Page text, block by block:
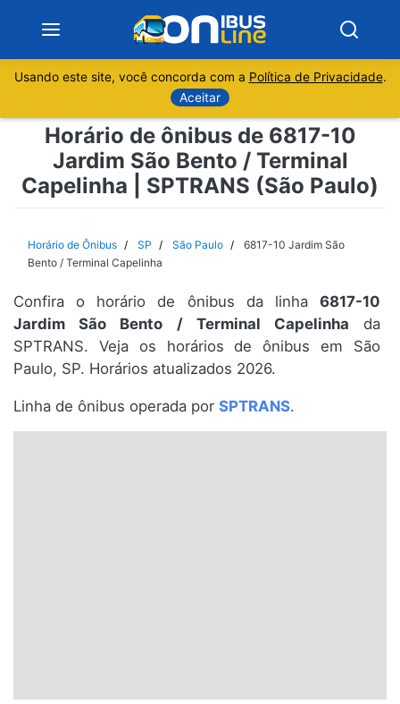
Sobre
Minas Gerais
Espírito Santo
Paraná
Santa Catarina
Usando este site, você concorda com a Política de Privacidade.
Aceitar
Horário de ônibus de 6817-10
Jardim São Bento / Terminal
Capelinha | SPTRANS (São Paulo)
Horário de Ônibus SP São Paulo
6817-10 Jardim São
Bento / Terminal Capelinha
Confira o horário de ônibus da linha 6817-10
Jardim São Bento / Terminal Capelinha da
SPTRANS. Veja os horários de ônibus em São
Paulo, SP. Horários atualizados 2026.
Linha de ônibus operada por SPTRANS.